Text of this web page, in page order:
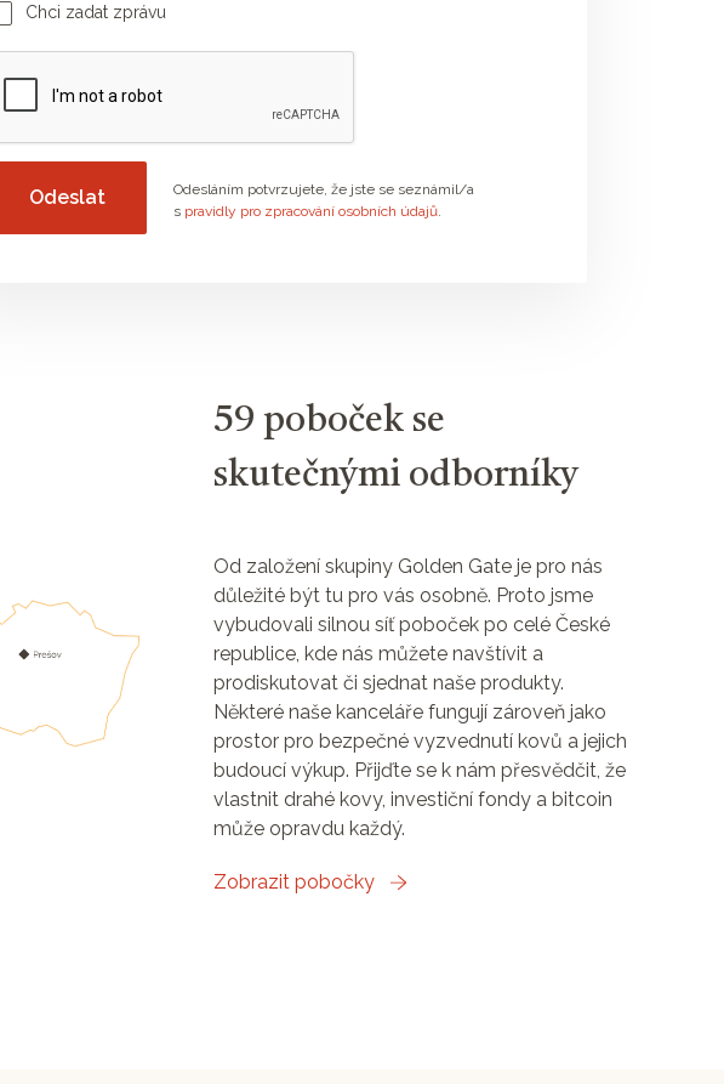
Chci zadat zprávu
Vaše zpráva
Odesláním potvrzujete, že jste se seznámil/a
s pravidly pro zpracování osobních údajů.
59 poboček se
skutečnými odborníky
Od založení skupiny Golden Gate je pro nás
důležité být tu pro vás osobně. Proto jsme
vybudovali silnou síť poboček po celé České
republice, kde nás můžete navštívit a
prodiskutovat či sjednat naše produkty.
Některé naše kanceláře fungují zároveň jako
prostor pro bezpečné vyzvednutí kovů a jejich
budoucí výkup. Přijďte se k nám přesvědčit, že
vlastnit drahé kovy, investiční fondy a bitcoin
může opravdu každý.
Zobrazit pobočky